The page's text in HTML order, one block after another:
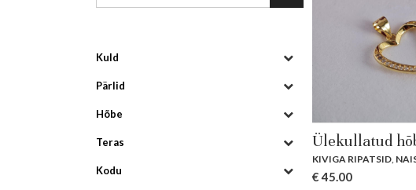
Ülekullatud
KIVIGA RIPATSID,
€45.00
Kuld
Pärlid
Hõbe
Teras
Kodu